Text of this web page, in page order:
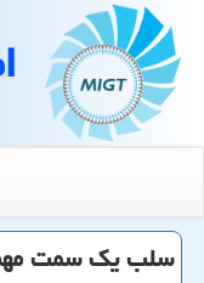
سلب یك سمت مهم